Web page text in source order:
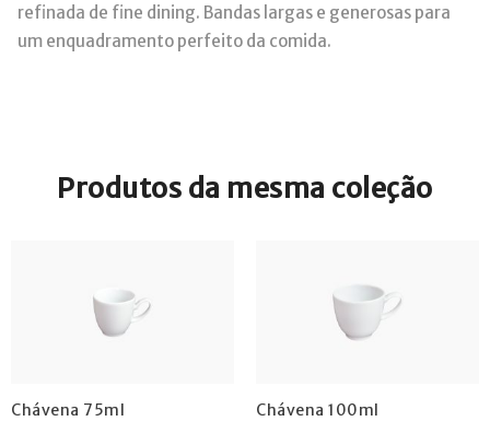
refinada de fine dining. Bandas largas e generosas para
um enquadramento perfeito da comida.
Produtos da mesma coleção
Chávena 75ml Chávena 100ml